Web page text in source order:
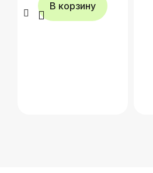
В корзину